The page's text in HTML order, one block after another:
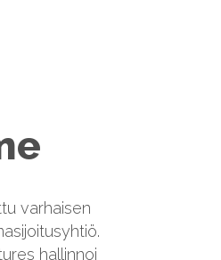
varhaisen
hallinnoi